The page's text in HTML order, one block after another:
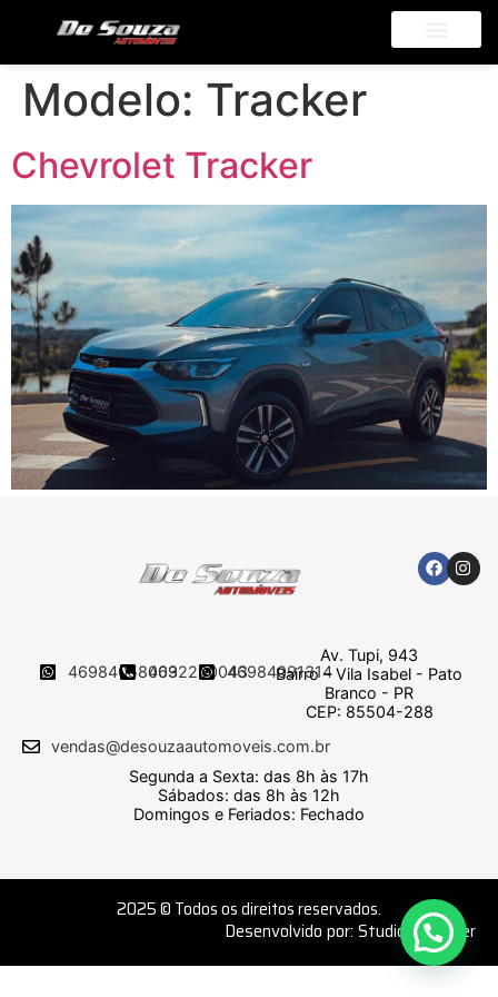
Modelo: Tracker
Chevrolet Tracker
46984058009463225004346984091314
Av. Tupi, 943
Bairro – Vila Isabel - Pato
Branco - PR
CEP: 85504-288
vendas@desouzaautomoveis.com.br
Segunda a Sexta: das 8h às 17h
Sábados: das 8h às 12h
Domingos e Feriados: Fechado
2025 © Todos os direitos reservados.
Desenvolvido por: Studio Webster